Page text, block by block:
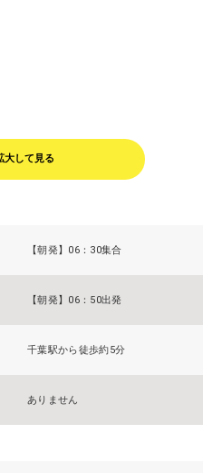
大して見る
【朝発】06：30集合
【朝発】06：50出発
千葉駅から徒歩約5分
ありません